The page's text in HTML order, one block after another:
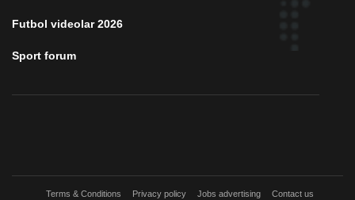
Futbol videolar 2026
Sport forum
Terms & Conditions Privacy policy Jobs advertising Contact us